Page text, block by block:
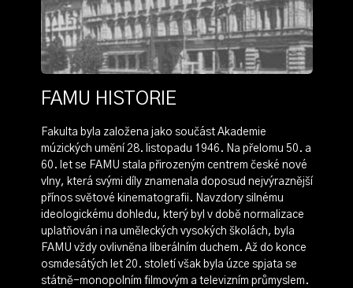
FAMU HISTORIE
Fakulta byla založena jako součást Akademie
múzických umění 28. listopadu 1946. Na přelomu 50. a
60. let se FAMU stala přirozeným centrem české nové
vlny, která svými díly znamenala doposud nejvýraznější
přínos světové kinematografii. Navzdory silnému
ideologickému dohledu, který byl v době normalizace
uplatňován i na uměleckých vysokých školách, byla
FAMU vždy ovlivněna liberálním duchem. Až do konce
osmdesátých let 20. století však byla úzce spjata se
státně-monopolním filmovým a televizním průmyslem.